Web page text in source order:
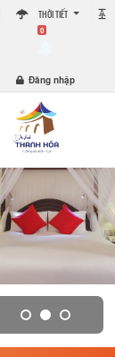
THỜI TIẾT
0
Đăng nhập